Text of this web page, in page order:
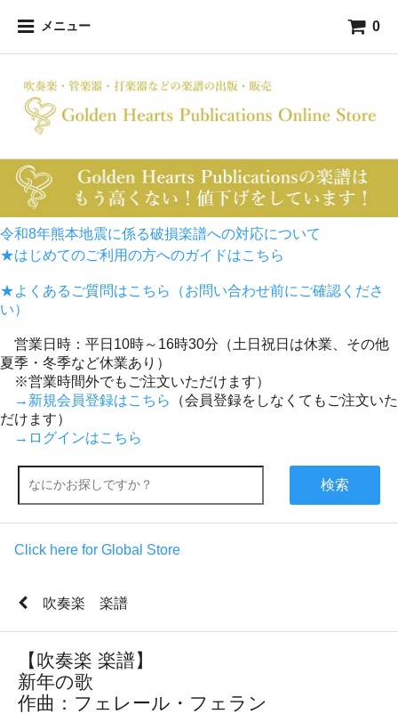
メニュー 0
令和8年熊本地震に係る破損楽譜への対応について
★はじめてのご利用の方へのガイドはこちら
★よくあるご質問はこちら（お問い合わせ前にご確認くださ
い）
営業日時：平日10時～16時30分（土日祝日は休業、その他
夏季・冬季など休業あり）
※営業時間外でもご注文いただけます）
→新規会員登録はこちら
（会員登録をしなくてもご注文いた
だけます）
→ログインはこちら
検索
Click here for Global Store
吹奏楽 楽譜
【吹奏楽 楽譜】
新年の歌
作曲：フェレール・フェラン